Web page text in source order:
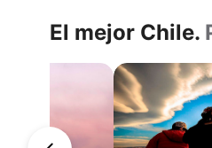
El mejor Chile.
San